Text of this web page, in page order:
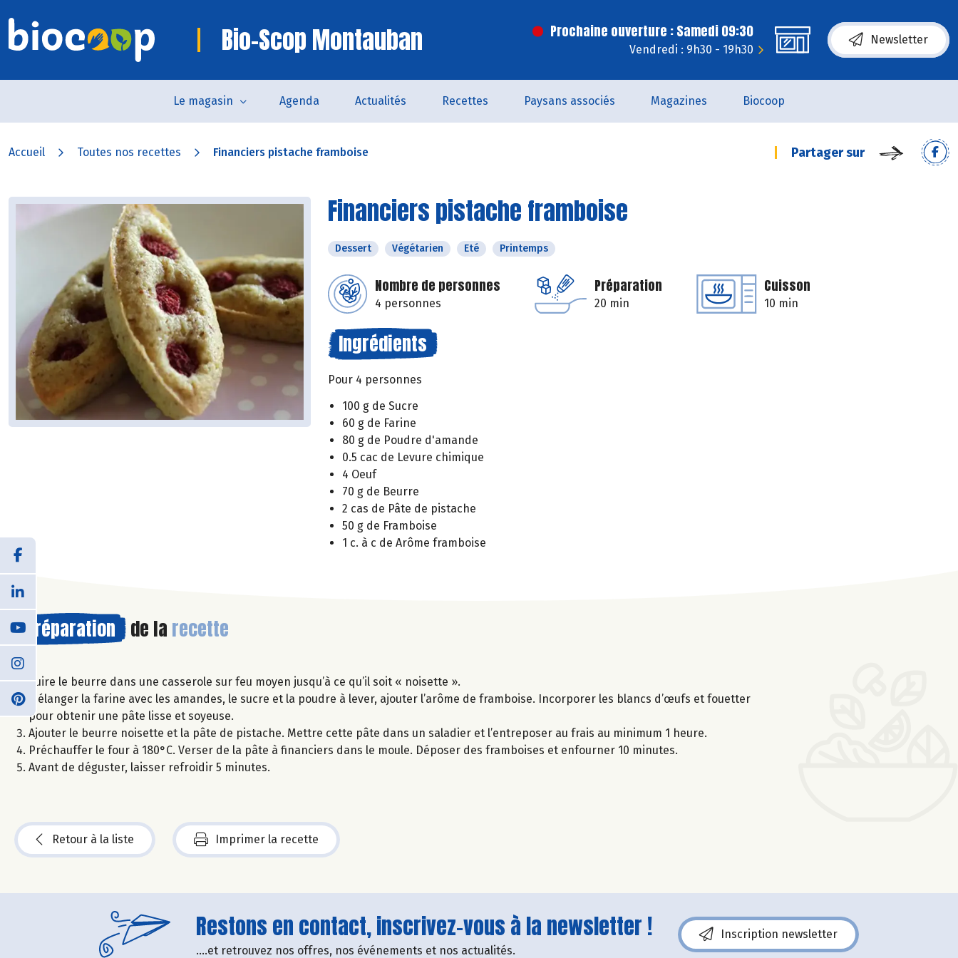
Bio-Scop Montauban Prochaine ouverture : Samedi 09:30
Vendredi : 9h30 - 19h30
Newsletter
Le magasin Agenda Actualités Recettes Paysans associés Magazines Biocoop
Accueil Toutes nos recettes Financiers pistache framboise Partager sur
Financiers pistache framboise
Dessert Végétarien Eté Printemps
Nombre de personnes
4 personnes
Préparation
20 min
Cuisson
10 min
Ingrédients
Pour 4 personnes
100 g de Sucre
60 g de Farine
80 g de Poudre d'amande
0.5 cac de Levure chimique
4 Oeuf
70 g de Beurre
2 cas de Pâte de pistache
50 g de Framboise
1 c. à c de Arôme framboise
Préparation de la recette
Cuire le beurre dans une casserole sur feu moyen jusqu’à ce qu’il soit « noisette ».
Mélanger la farine avec les amandes, le sucre et la poudre à lever, ajouter l’arôme de framboise. Incorporer les blancs d’œufs et fouetter
pour obtenir une pâte lisse et soyeuse.
Ajouter le beurre noisette et la pâte de pistache. Mettre cette pâte dans un saladier et l’entreposer au frais au minimum 1 heure.
Préchauffer le four à 180°C. Verser de la pâte à financiers dans le moule. Déposer des framboises et enfourner 10 minutes.
Avant de déguster, laisser refroidir 5 minutes.
Retour à la liste Imprimer la recette
Restons en contact, inscrivez-vous à la newsletter !
....et retrouvez nos offres, nos événements et nos actualités.
Inscription newsletter